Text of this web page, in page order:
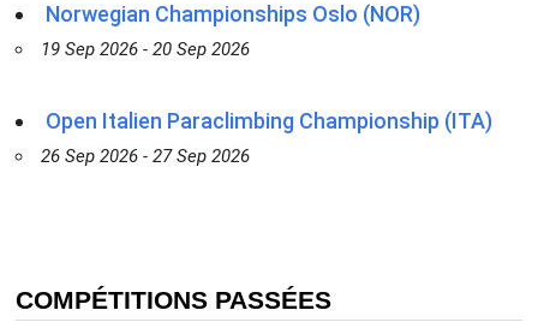
Norwegian Championships Oslo (NOR)
19 Sep 2026 - 20 Sep 2026
Open Italien Paraclimbing Championship (ITA)
26 Sep 2026 - 27 Sep 2026
COMPÉTITIONS PASSÉES